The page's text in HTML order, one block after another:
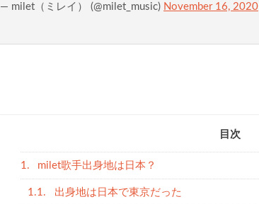
— milet（ミレイ） (@milet_music) November 16, 2020
目次
1. milet歌手出身地は日本？
1.1. 出身地は日本で東京だった